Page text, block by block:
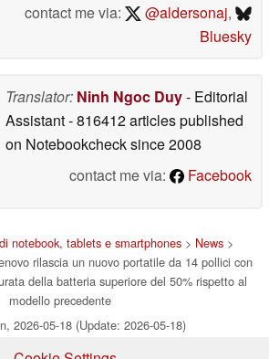
contact me via:
@aldersonaj,
Bluesky
Translator: Ninh Ngoc Duy- Editorial
Assistant- 816412 articles published
on Notebookchecksince 2008
contact me via:
Facebook
notebook, tablets e smartphones > News >
rilascia un nuovo portatile da 14 pollici con
della batteria superiore del 50% rispetto al
modello precedente
2026-05-18 (Update: 2026-05-18)